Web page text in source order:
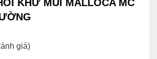
KHỬ MÙI MALLOCA MC
giá)